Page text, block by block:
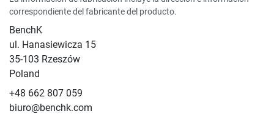
correspondiente del fabricante del producto.
BenchK
ul. Hanasiewicza 15
35-103 Rzeszów
Poland
+48 662 807 059
biuro@benchk.com